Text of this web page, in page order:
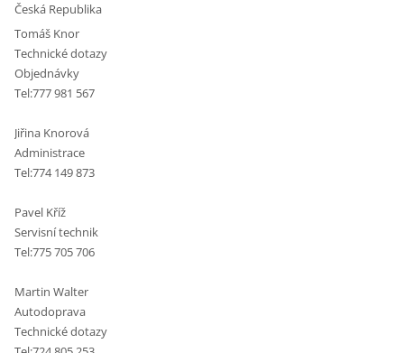
Česká Republika
Tomáš Knor
Technické dotazy
Objednávky
Tel:777 981 567
Jiřina Knorová
Administrace
Tel:774 149 873
Pavel Kříž
Servisní technik
Tel:775 705 706
Martin Walter
Autodoprava
Technické dotazy